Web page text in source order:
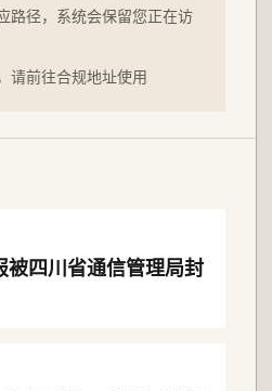
路径，系统会保留您正在访
请前往合规地址使用
被四川省通信管理局封